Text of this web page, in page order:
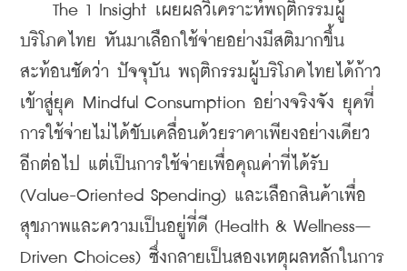
The 1 Insight เผยผลวิเคราะห์พฤติกรรมผู้
บริโภคไทย หันมาเลือกใช้จ่ายอย่างมีสติมากขึ้น
สะท้อนชัดว่า ปัจจุบัน พฤติกรรมผู้บริโภคไทยได้ก้าว
เข้าสู่ยุค Mindful Consumption อย่างจริงจัง ยุคที่
การใช้จ่ายไม่ได้ขับเคลื่อนด้วยราคาเพียงอย่างเดียว
อีกต่อไป แต่เป็นการใช้จ่ายเพื่อคุณค่าที่ได้รับ
(Value-Oriented Spending) และเลือกสินค้าเพื่อ
สุขภาพและความเป็นอยู่ที่ดี (Health & Wellness–
Driven Choices) ซึ่งกลายเป็นสองเหตุผลหลักในการ